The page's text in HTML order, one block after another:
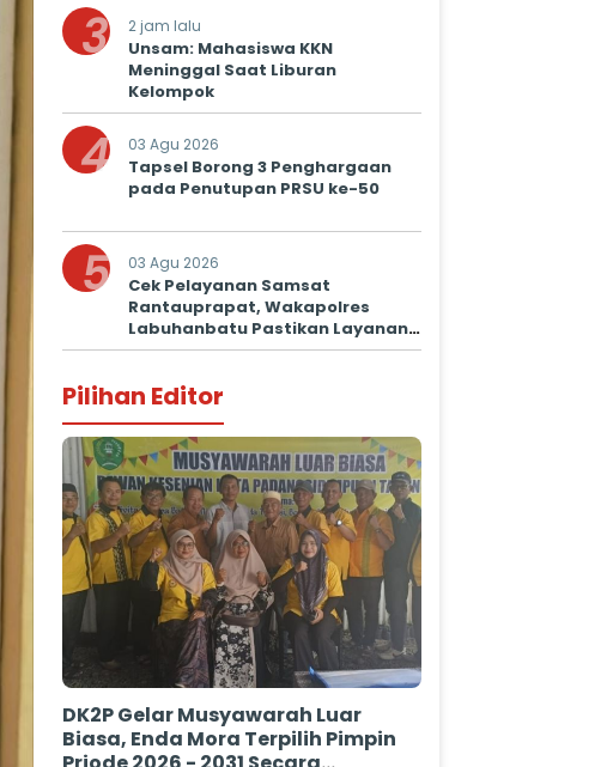
3 2 jam lalu
Unsam: Mahasiswa KKN
Meninggal Saat Liburan
Kelompok
4 03 Agu 2026
Tapsel Borong 3 Penghargaan
pada Penutupan PRSU ke-50
5 03 Agu 2026
Cek Pelayanan Samsat
Rantauprapat, Wakapolres
Labuhanbatu Pastikan Layanan
Prima untuk Masyarakat
Pilihan Editor
DK2P Gelar Musyawarah Luar
Biasa, Enda Mora Terpilih Pimpin